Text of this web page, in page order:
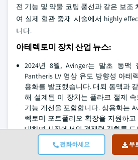
전화하세요 무
전 기능 및 약물 코팅 풍선과 같은 보조
여 실제 혈관 중재 시술에서 highly
니다.
아테렉토미 장치 산업 뉴스:
2024년 8월, Avinger는 말초 동맥
Pantheris LV 영상 유도 방향성 아테
용화를 발표했습니다. 대퇴 동맥과
해 설계된 이 장치는 플라크 절제
기능 개선을 포함합니다. 상용화는
렉토미 포트폴리오 확장을 지원하
대하며 시장에서의 경쟁력 강화를
2023년 4월, 애봇은 말초 및 관상동
혈관성형 시스템 전문 의료기기